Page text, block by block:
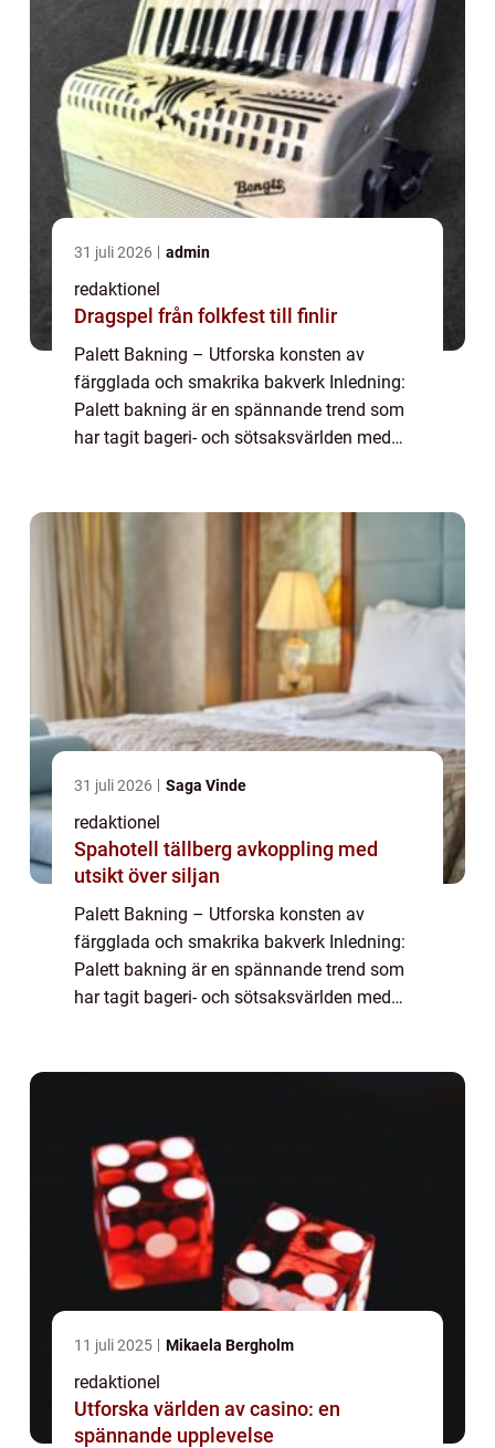
31 juli 2026 admin
redaktionel
Dragspel från folkfest till finlir
Palett Bakning – Utforska konsten av
färgglada och smakrika bakverk Inledning:
Palett bakning är en spännande trend som
har tagit bageri- och sötsaksvärlden med
31 juli 2026 Saga Vinde
redaktionel
Spahotell tällberg avkoppling med
utsikt över siljan
Palett Bakning – Utforska konsten av
färgglada och smakrika bakverk Inledning:
Palett bakning är en spännande trend som
har tagit bageri- och sötsaksvärlden med
11 juli 2025 Mikaela Bergholm
redaktionel
Utforska världen av casino: en
spännande upplevelse